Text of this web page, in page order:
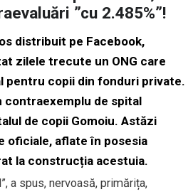
”cu 2.485%”!
distribuit pe Facebook,
zilele trecute un ONG care
pentru copii din fonduri private.
contraexemplu de spital
de copii Gomoiu. Astăzi
oficiale, aflate în posesia
la construcția acestuia.
a spus, nervoasă, primărița,